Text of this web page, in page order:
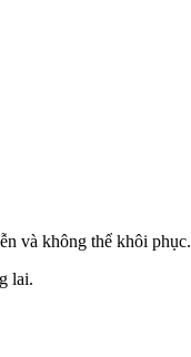
và không thể khôi phục.
lai.